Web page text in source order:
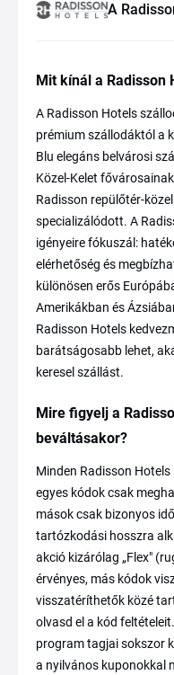
A
Mit kínál a Radisson
A Radisson Hotels
prémium szállodáktól a
Blu elegáns belvárosi
Közel-Kelet
Radisson repülőtér-
specializálódott. A
igényeire fókuszál:
elérhetőség és
különösen erős
Amerikákban és
Radisson Hotels
barátságosabb lehet,
keresel szállást.
Mire figyelj a
beváltásakor?
Minden Radisson
egyes kódok csak
mások csak bizonyos
tartózkodási hosszra
akció kizárólag „Flex"
érvényes, más kódok
visszatéríthetők közé
olvasd el a kód
program tagjai sokszor
a nyilvános kuponokkal